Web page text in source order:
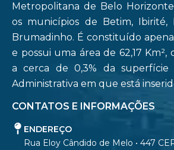
Metropolitana de Belo
os municípios de Betim, Ibirité,
Brumadinho. É constituído
e possui uma área de 62,17
a cerca de 0,3% da superfície
Administrativa em que está
CONTATOS E INFORMAÇÕES
ENDEREÇO
Rua Eloy Cândido de Melo • 447